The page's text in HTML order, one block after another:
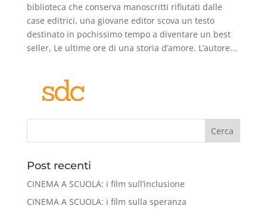
biblioteca che conserva manoscritti rifiutati dalle
case editrici, una giovane editor scova un testo
destinato in pochissimo tempo a diventare un best
seller, Le ultime ore di una storia d’amore. L’autore...
Cerca
Post recenti
CINEMA A SCUOLA: i film sull’inclusione
CINEMA A SCUOLA: i film sulla speranza